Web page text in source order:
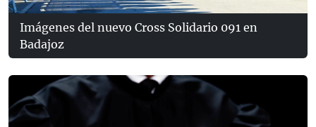
Imágenes del nuevo Cross Solidario 091 en
Badajoz